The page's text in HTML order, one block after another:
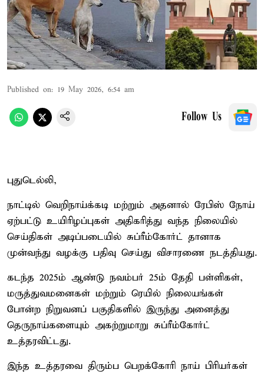
Published on: 19 May 2026, 6:54 am
Follow Us
புதுடெல்லி,
நாட்டில் வெறிநாய்க்கடி மற்றும் அதனால் ரேபிஸ் நோய்
ஏற்பட்டு உயிரிழப்புகள் அதிகரித்து வந்த நிலையில்
செய்திகள் அடிப்படையில் சுப்ரீம்கோர்ட் தானாக
முன்வந்து வழக்கு பதிவு செய்து விசாரணை நடத்தியது.
கடந்த 2025ம் ஆண்டு நவம்பர் 25ம் தேதி பள்ளிகள்,
மருத்துவமனைகள் மற்றும் ரெயில் நிலையங்கள்
போன்ற நிறுவனப் பகுதிகளில் இருந்து அனைத்து
தெருநாய்களையும் அகற்றுமாறு சுப்ரீம்கோர்ட்
உத்தரவிட்டது.
இந்த உத்தரவை திரும்ப பெறக்கோரி நாய் பிரியர்கள்